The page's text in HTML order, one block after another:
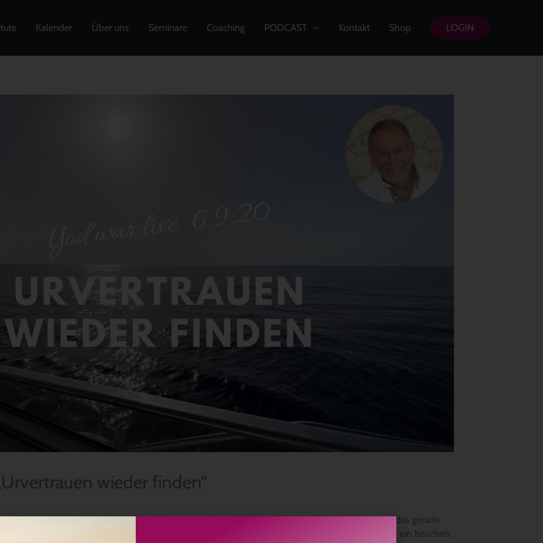
Kalender Über uns Seminare Coaching PODCAST Kontakt Shop LOGIN
wieder finden“
die wir gar nicht haben wollen. Am liebsten würden wir verschwinden und fragen uns, warum das gerade
ist. Subjektiv gesehen, ist das nicht so, aber objektiv, vom Ganzen aus gesehen, sieht das alles ein bisschen